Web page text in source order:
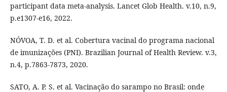
participant data meta-analysis. Lancet Glob Health. v.10, n.9,
p.e1307-e16, 2022.
NÓVOA, T. D. et al. Cobertura vacinal do programa nacional
de imunizações (PNI). Brazilian Journal of Health Review. v.3,
n.4, p.7863-7873, 2020.
SATO, A. P. S. et al. Vacinação do sarampo no Brasil: onde